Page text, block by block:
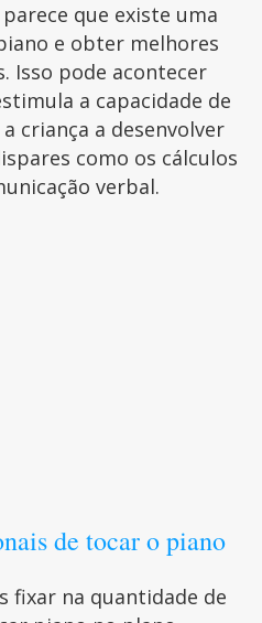
que existe uma
e obter melhores
Isso pode acontecer
a capacidade de
criança a desenvolver
como os cálculos
verbal.
de tocar o piano
fixar na quantidade de